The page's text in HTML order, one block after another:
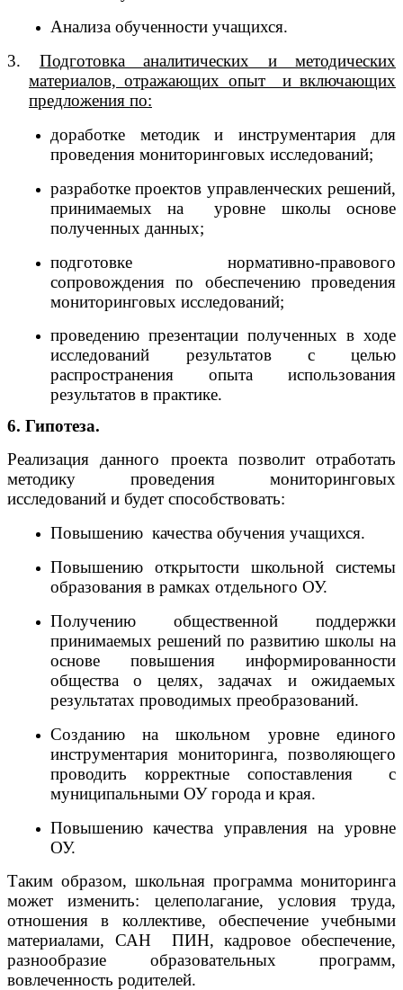
Анализа обученности учащихся.
3. Подготовка аналитических и методических
материалов, отражающих опыт и включающих
предложения по:
доработке методик и инструментария для
проведения мониторинговых исследований;
разработке проектов управленческих решений,
принимаемых на уровне школы основе
полученных данных;
подготовке нормативно-правового
сопровождения по обеспечению проведения
мониторинговых исследований;
проведению презентации полученных в ходе
исследований результатов с целью
распространения опыта использования
результатов в практике.
6. Гипотеза.
Реализация данного проекта позволит отработать
методику проведения мониторинговых
исследований и будет способствовать:
Повышению качества обучения учащихся.
Повышению открытости школьной системы
образования в рамках отдельного ОУ.
Получению общественной поддержки
принимаемых решений по развитию школы на
основе повышения информированности
общества о целях, задачах и ожидаемых
результатах проводимых преобразований.
Созданию на школьном уровне единого
инструментария мониторинга, позволяющего
проводить корректные сопоставления с
муниципальными ОУ города и края.
Повышению качества управления на уровне
ОУ.
Таким образом, школьная программа мониторинга
может изменить: целеполагание, условия труда,
отношения в коллективе, обеспечение учебными
материалами, САН ПИН, кадровое обеспечение,
разнообразие образовательных программ,
вовлеченность родителей.